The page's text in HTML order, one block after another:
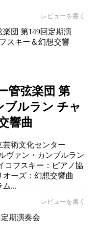
レビューを書く
管弦楽団 第
ブルラン チャ
響曲
芸術文化センター
ヴァン・カンブルラン
コフスキー：ピアノ協
オーズ：幻想交響曲
ム...
レビューを書く